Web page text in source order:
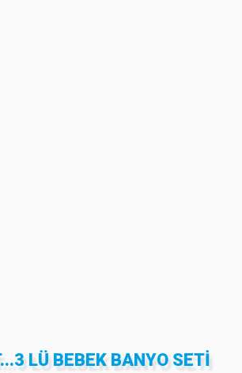
LÜ BEBEK BANYO SETI